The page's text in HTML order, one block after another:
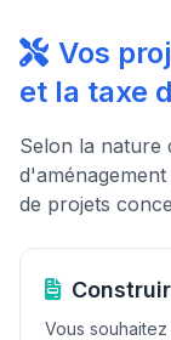
Vos
et la taxe
Selon la nature
de projets
Vous